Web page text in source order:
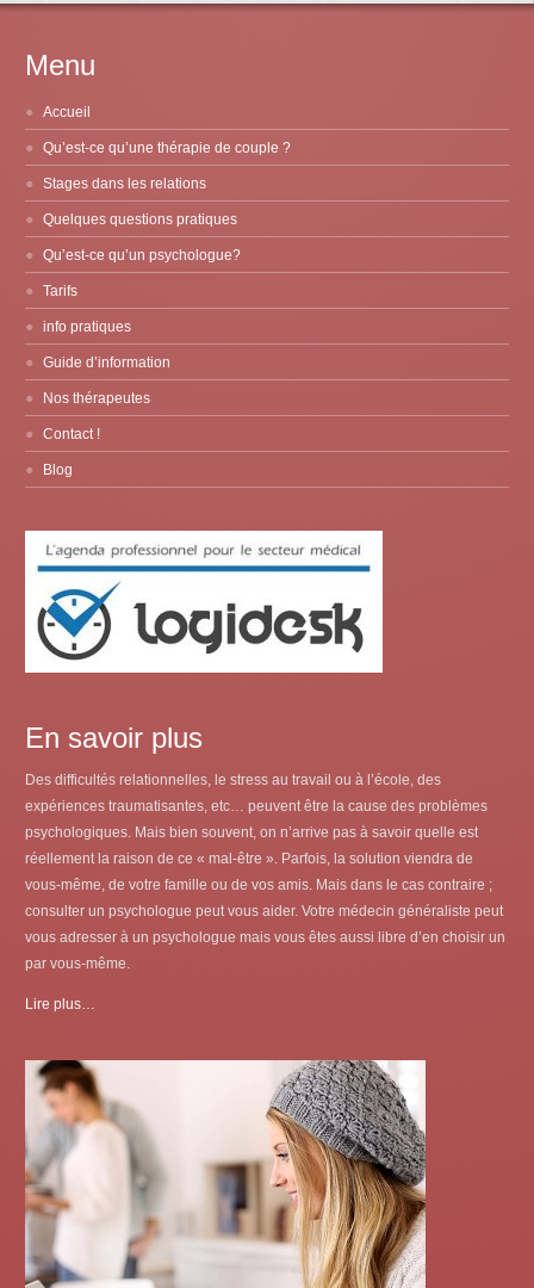
Menu
Accueil
Qu’est-ce qu’une thérapie de couple ?
Stages dans les relations
Quelques questions pratiques
Qu’est-ce qu’un psychologue?
Tarifs
info pratiques
Guide d’information
Nos thérapeutes
Contact !
Blog
En savoir plus
Des difficultés relationnelles, le stress au travail ou à l’école, des
expériences traumatisantes, etc… peuvent être la cause des problèmes
psychologiques. Mais bien souvent, on n’arrive pas à savoir quelle est
réellement la raison de ce « mal-être ». Parfois, la solution viendra de
vous-même, de votre famille ou de vos amis. Mais dans le cas contraire ;
consulter un psychologue peut vous aider. Votre médecin généraliste peut
vous adresser à un psychologue mais vous êtes aussi libre d’en choisir un
par vous-même.
Lire plus…